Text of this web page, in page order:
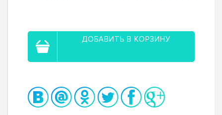
ДОБАВИТЬ В КОРЗИНУ